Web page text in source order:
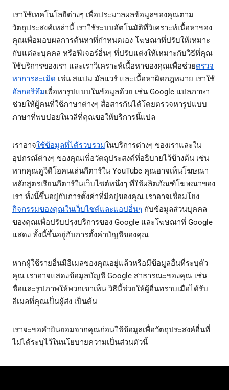
เราใช้เทคโนโลยีต่างๆ เพื่อประมวลผลข้อมูลของคุณตาม
วัตถุประสงค์เหล่านี้ เราใช้ระบบอัตโนมัติที่วิเคราะห์เนื้อหาของ
คุณเพื่อมอบผลการค้นหาที่กำหนดเอง โฆษณาที่ปรับให้เหมาะ
กับแต่ละบุคคล หรือฟีเจอร์อื่นๆ ที่ปรับแต่งให้เหมาะกับวิธีที่คุณ
ใช้บริการของเรา และเราวิเคราะห์เนื้อหาของคุณเพื่อช่วยตรวจ
หาการละเมิด เช่น สแปม มัลแวร์ และเนื้อหาผิดกฎหมาย เราใช้
อัลกอริทึมเพื่อหารูปแบบในข้อมูลด้วย เช่น Google แปลภาษา
ช่วยให้ผู้คนที่ใช้ภาษาต่างๆ สื่อสารกันได้โดยตรวจหารูปแบบ
ภาษาที่พบบ่อยในวลีที่คุณขอให้บริการนี้แปล
เราอาจใช้ข้อมูลที่ได้รวบรวมในบริการต่างๆ ของเราและใน
อุปกรณ์ต่างๆ ของคุณเพื่อวัตถุประสงค์ที่อธิบายไว้ข้างต้น เช่น
หากคุณดูวิดีโอคนเล่นกีตาร์ใน YouTube คุณอาจเห็นโฆษณา
หลักสูตรเรียนกีตาร์ในเว็บไซต์หนึ่งๆ ที่ใช้ผลิตภัณฑ์โฆษณาของ
เรา ทั้งนี้ขึ้นอยู่กับการตั้งค่าที่มีอยู่ของคุณ เราอาจเชื่อมโยง
กิจกรรมของคุณในเว็บไซต์และแอปอื่นๆ กับข้อมูลส่วนบุคคล
ของคุณเพื่อปรับปรุงบริการของ Google และโฆษณาที่ Google
แสดง ทั้งนี้ขึ้นอยู่กับการตั้งค่าบัญชีของคุณ
หากผู้ใช้รายอื่นมีอีเมลของคุณอยู่แล้วหรือมีข้อมูลอื่นที่ระบุตัว
คุณ เราอาจแสดงข้อมูลบัญชี Google สาธารณะของคุณ เช่น
ชื่อและรูปภาพให้พวกเขาเห็น วิธีนี้ช่วยให้ผู้อื่นทราบเมื่อได้รับ
อีเมลที่คุณเป็นผู้ส่ง เป็นต้น
เราจะขอคำยินยอมจากคุณก่อนใช้ข้อมูลเพื่อวัตถุประสงค์อื่นที่
ไม่ได้ระบุไว้ในนโยบายความเป็นส่วนตัวนี้